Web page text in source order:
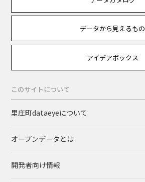
データから見えるもの
アイデアボックス
このサイトについて
里庄町dataeyeについて
オープンデータとは
開発者向け情報